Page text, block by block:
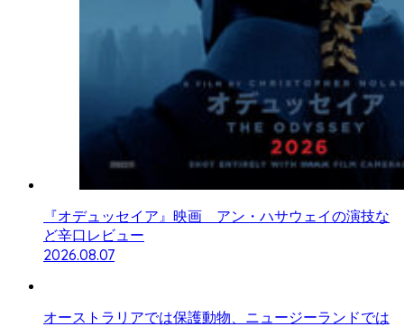
『オデュッセイア』映画 アン・ハサウェイの演技な
ど辛口レビュー
2026.08.07
オーストラリアでは保護動物、ニュージーランドでは